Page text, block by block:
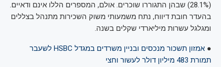
(28.1%) שבהן התגוררו שוכרים. אולם, המספרים הללו אינם ודאיים.
בהעדר חובת דיווח, נתח משמעותי משוק השכירות מתנהל בצללים
ומגלגל עשרות מיליארדי שקלים בשנה.
●
אמזון תשכור מנכסים ובניין משרדים במגדל HSBC לשעבר
תמורת 483 מיליון דולר לעשור וחצי